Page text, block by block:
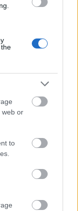
web or
to